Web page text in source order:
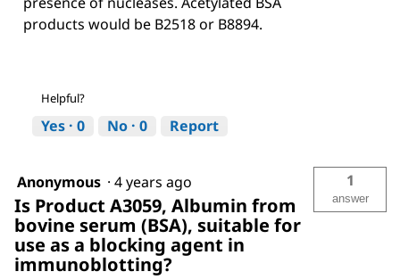
products would be B2518 or B8894.
Helpful?
Yes · 0 No · 0 Report
Anonymous · 4 years ago
Is Product A3059, Albumin from
bovine serum (BSA), suitable for
use as a blocking agent in
immunoblotting?
1
answer